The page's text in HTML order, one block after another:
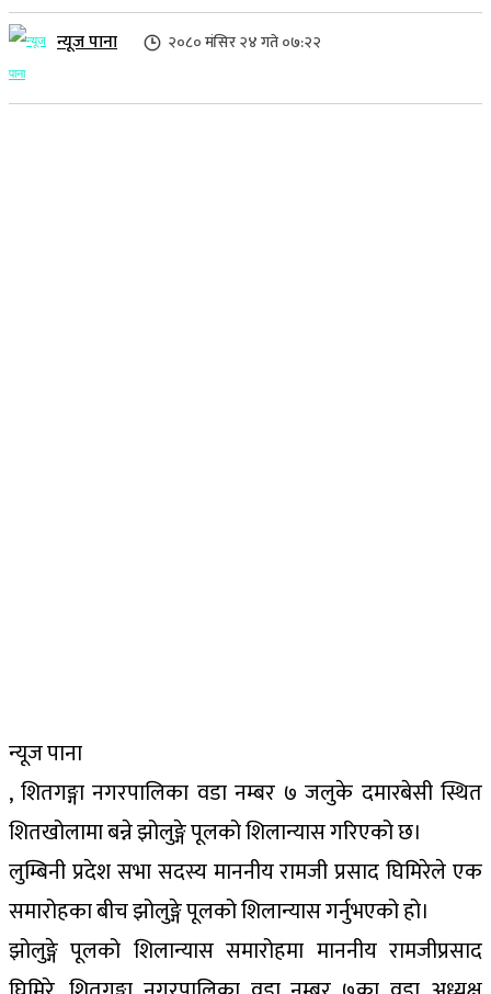
न्यूज पाना २०८० मंसिर २४ गते ०७:२२
न्यूज पाना
, शितगङ्गा नगरपालिका वडा नम्बर ७ जलुके दमारबेसी स्थित
शितखोलामा बन्ने झोलुङ्गे पूलको शिलान्यास गरिएको छ।
लुम्बिनी प्रदेश सभा सदस्य माननीय रामजी प्रसाद घिमिरेले एक
समारोहका बीच झोलुङ्गे पूलको शिलान्यास गर्नुभएको हो।
झोलुङ्गे पूलको शिलान्यास समारोहमा माननीय रामजीप्रसाद